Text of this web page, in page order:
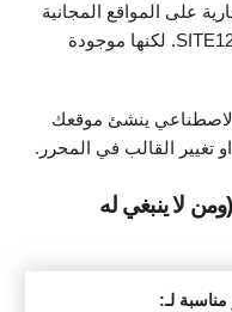
على المواقع المجانية
أكبر مما تضع منصات مثل Wix أو SITE123. لكنها موجودة
ينشئ موقعك
تغيير القالب في المحرر.
من ينبغي له استخدام Webador (ومن لا ينبغي له
مناسبة لـ: